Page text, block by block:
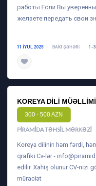
работы Если Вы
желаете передать свои
11 IYUL 2025 BAKI ŞƏHƏRI 1-3
KOREYA DILI MÜƏLLIMI
300 - 500 AZN
PIRAMIDA TƏHSIL MƏRKƏZI
Koreya dilinin həm fərdi,
qrafiki Cv-lər -
edilir. Xahiş olunur CV-nizi
müraciət